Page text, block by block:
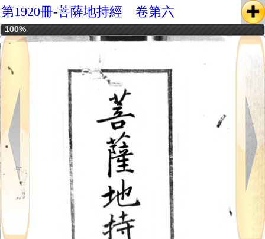
第1920冊-菩薩地持經 卷第六
100%